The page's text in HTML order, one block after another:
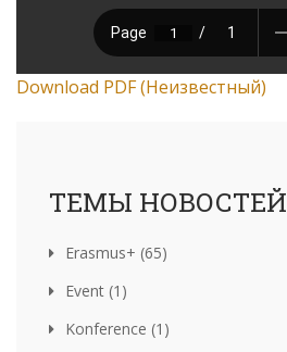
Download PDF (Неизвестный)
ТЕМЫ НОВОСТЕЙ
Erasmus+ (65)
Event (1)
Konference (1)